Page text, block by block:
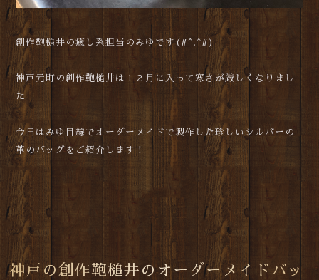
創作鞄槌井の癒し系担当のみゆです(#^.^#)
神戸元町の創作鞄槌井は１２月に入って寒さが厳しくなりまし
た
今日はみゆ目線でオーダーメイドで製作した珍しいシルバーの
革のバッグをご紹介します！
神戸の創作鞄槌井のオーダーメイドバッ